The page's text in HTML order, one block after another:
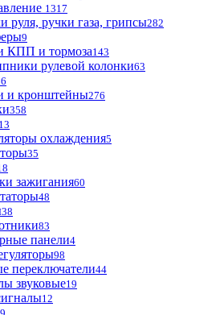
1317
руля, ручки газа, грипсы282
9
КПП и тормоза143
рулевой колонки63
и кронштейны276
358
охлаждения5
35
зажигания60
48
38
83
панели4
98
переключатели44
звуковые19
12